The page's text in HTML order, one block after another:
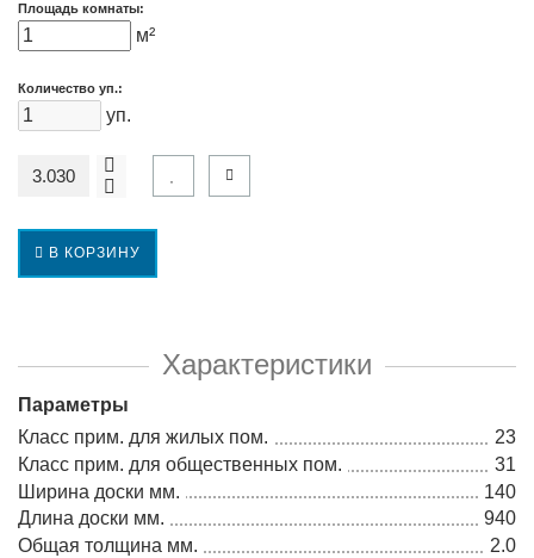
Площадь комнаты:
м²
Количество уп.:
уп.
В КОРЗИНУ
Характеристики
Параметры
Класс прим. для жилых пом.
23
Класс прим. для общественных пом.
31
Ширина доски мм.
140
Длина доски мм.
940
Общая толщина мм.
2.0